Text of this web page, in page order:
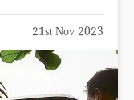
21st Nov 2023